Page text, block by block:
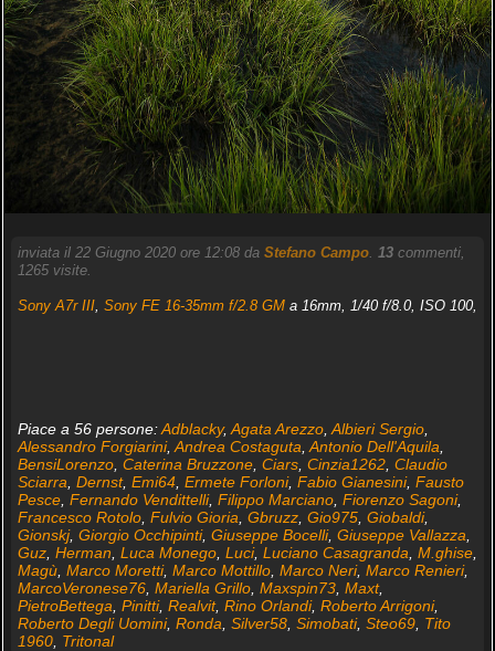
inviata il 22 Giugno 2020 ore 12:08 da Stefano Campo. 13commenti,
1265 visite.
Sony A7r III, Sony FE 16-35mm f/2.8 GMa 16mm, 1/40 f/8.0, ISO 100,
Piace a 56 persone:Adblacky, Agata Arezzo, Albieri Sergio,
Alessandro Forgiarini, Andrea Costaguta Antonio Dell'Aquila
BensiLorenzo, Caterina Bruzzone, Ciars, Cinzia1262, Claudio
Sciarra Dernst, Emi64, Ermete Forloni, Fabio Gianesini, Fausto
Pesce, Fernando Vendittelli, Filippo Marciano, Fiorenzo Sagoni,
Francesco Rotolo, Fulvio Gioria Gbruzz, Gio975, Giobaldi,
Gionskj, Giorgio Occhipinti, Giuseppe Bocelli, Giuseppe Vallazza
Guz, Herman Luca Monego, Luci, Luciano Casagranda M.ghise,
Magù, Marco Moretti, Marco Mottillo, Marco Neri, Marco Renieri,
MarcoVeronese76, Mariella Grillo, Maxspin73, Maxt,
PietroBettega Pinitti, Realvit, Rino Orlandi, Roberto Arrigoni,
Roberto Degli Uomini, Ronda Silver58, Simobati, Steo69, Tito
1960, Tritonal